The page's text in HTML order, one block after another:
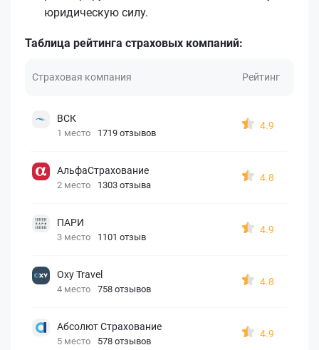
юридическую силу.
Таблица рейтинга страховых компаний:
Страховая компания Рейтинг
ВСК
1 место 1719 отзывов
4.9
АльфаСтрахование
2 место 1303 отзыва
4.8
ПАРИ
3 место 1101 отзыв
4.9
Oxy Travel
4 место 758 отзывов
4.8
Абсолют Страхование
5 место 578 отзывов
4.9